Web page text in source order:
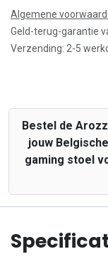
Algemene
Geld-terug-garantie
Verzending: 2-5
Bestel de
jouw
gaming stoel